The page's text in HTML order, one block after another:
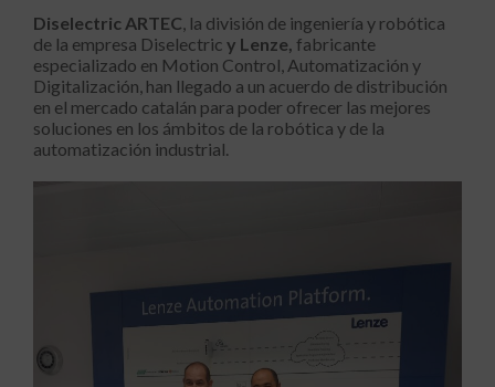
Diselectric ARTEC, la división de ingeniería y robótica
de la empresa Diselectric y Lenze, fabricante
especializado en Motion Control, Automatización y
Digitalización, han llegado a un acuerdo de distribución
en el mercado catalán para poder ofrecer las mejores
soluciones en los ámbitos de la robótica y de la
automatización industrial.